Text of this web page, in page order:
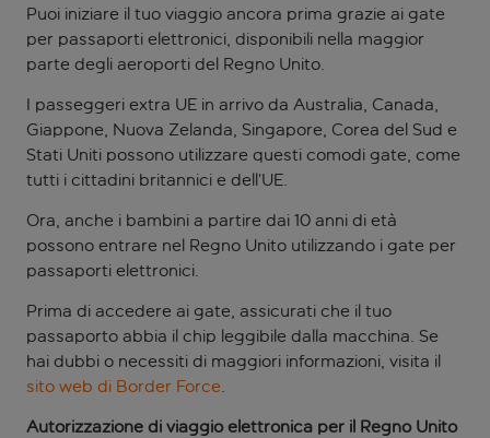
Puoi iniziare il tuo viaggio ancora prima grazie ai gate
per passaporti elettronici, disponibili nella maggior
parte degli aeroporti del Regno Unito.
I passeggeri extra UE in arrivo da Australia, Canada,
Giappone, Nuova Zelanda, Singapore, Corea del Sud e
Stati Uniti possono utilizzare questi comodi gate, come
tutti i cittadini britannici e dell’UE.
Ora, anche i bambini a partire dai 10 anni di età
possono entrare nel Regno Unito utilizzando i gate per
passaporti elettronici.
Prima di accedere ai gate, assicurati che il tuo
passaporto abbia il chip leggibile dalla macchina. Se
hai dubbi o necessiti di maggiori informazioni, visita il
sito web di Border Force.
Autorizzazione di viaggio elettronica per il Regno Unito